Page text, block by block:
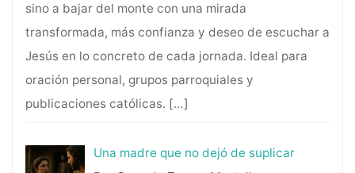
sino a bajar del monte con una mirada
transformada, más confianza y deseo de escuchar a
Jesús en lo concreto de cada jornada. Ideal para
oración personal, grupos parroquiales y
publicaciones católicas. […]
Una madre que no dejó de suplicar